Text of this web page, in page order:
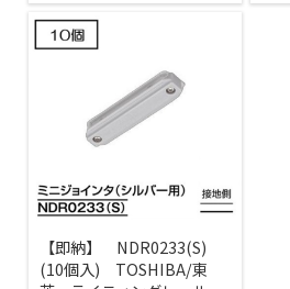
【即納】 NDR0233(S)
(10個入) TOSHIBA/東